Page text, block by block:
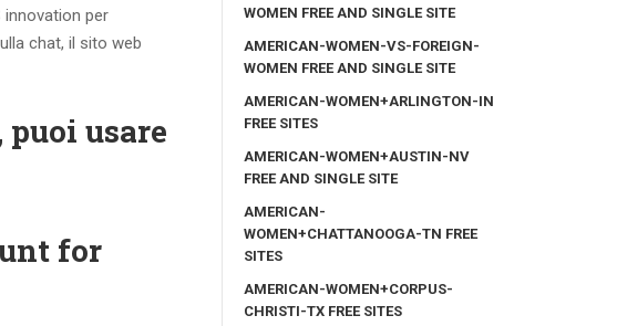
innovation per
chat, il sito web
usare
for
WOMEN FREE AND SINGLE SITE
AMERICAN-WOMEN-VS-FOREIGN-
WOMEN FREE AND SINGLE SITE
AMERICAN-WOMEN+ARLINGTON-IN
FREE SITES
AMERICAN-WOMEN+AUSTIN-NV
FREE AND SINGLE SITE
AMERICAN-
WOMEN+CHATTANOOGA-TN FREE
SITES
AMERICAN-WOMEN+CORPUS-
CHRISTI-TX FREE SITES